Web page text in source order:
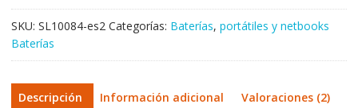
cantidad
SKU: SL10084-es2 Categorías: Baterías, portátiles y netbooks
Baterías
Descripción Información adicional Valoraciones (2)